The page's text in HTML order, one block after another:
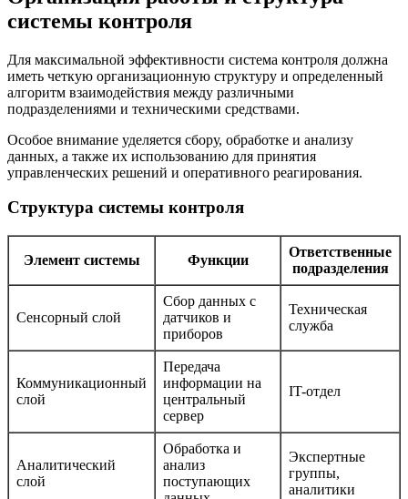
системы контроля
Для максимальной эффективности система контроля должна
иметь четкую организационную структуру и определенный
алгоритм взаимодействия между различными
подразделениями и техническими средствами.
Особое внимание уделяется сбору, обработке и анализу
данных, а также их использованию для принятия
управленческих решений и оперативного реагирования.
Структура системы контроля
Элемент системы Функции
Ответственные
подразделения
Сенсорный слой
Сбор данных с
датчиков и
приборов
Техническая
служба
Коммуникационный
слой
Передача
информации на
центральный
сервер
IT-отдел
Аналитический
слой
Обработка и
анализ
поступающих
Экспертные
группы,
аналитики